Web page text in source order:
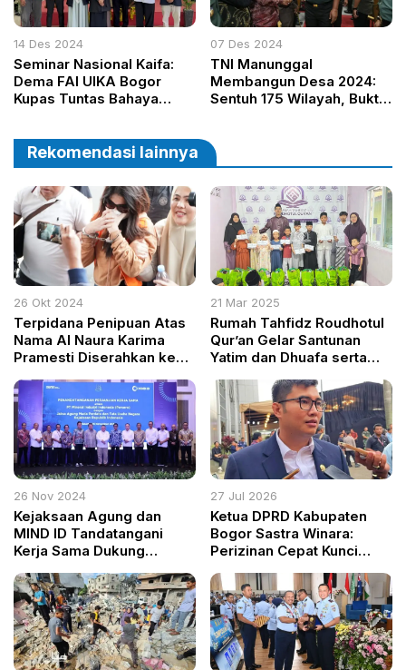
14 Des 2024
Seminar Nasional Kaifa:
Dema FAI UIKA Bogor
Kupas Tuntas Bahaya
07 Des 2024
TNI Manunggal
Membangun Desa 2024:
Sentuh 175 Wilayah, Bukti
Rekomendasi lainnya
26 Okt 2024
Terpidana Penipuan Atas
Nama Al Naura Karima
Pramesti Diserahkan ke
21 Mar 2025
Rumah Tahfidz Roudhotul
Qur’an Gelar Santunan
Yatim dan Dhuafa serta
Agenda Sabuk 2025
26 Nov 2024
Kejaksaan Agung dan
MIND ID Tandatangani
Kerja Sama Dukung
Industri Tambang
27 Jul 2026
Ketua DPRD Kabupaten
Bogor Sastra Winara:
Perizinan Cepat Kunci
Defisit Rp3 Triliun